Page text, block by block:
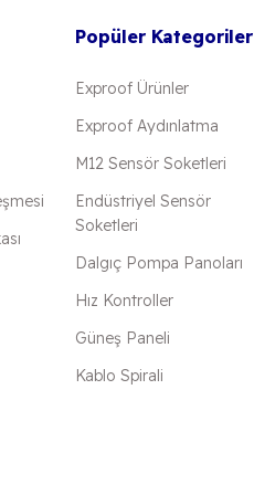
Popüler Kategoriler
Exproof Ürünler
Exproof Aydınlatma
M12 Sensör Soketleri
Endüstriyel Sensör
Soketleri
Dalgıç Pompa Panoları
Hız Kontroller
Güneş Paneli
Kablo Spirali